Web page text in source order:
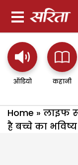
ऑडियो कहानी
Home » लाइफ
है बच्चे का भविष्य